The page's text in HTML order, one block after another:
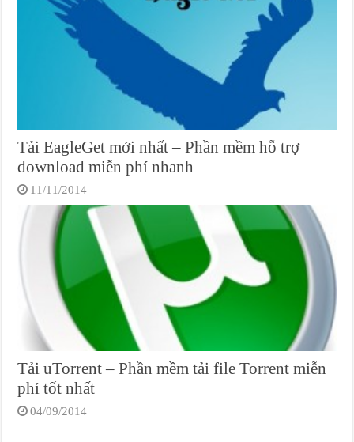
Tải EagleGet mới nhất – Phần mềm hỗ trợ
download miễn phí nhanh
11/11/2014
Tải uTorrent – Phần mềm tải file Torrent miễn
phí tốt nhất
04/09/2014